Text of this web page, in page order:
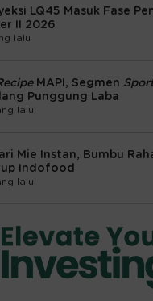
LQ45 Masuk Fase
II 2026
lalu
MAPI, Segmen
Punggung Laba
lalu
Mie Instan, Bumbu
Indofood
lalu